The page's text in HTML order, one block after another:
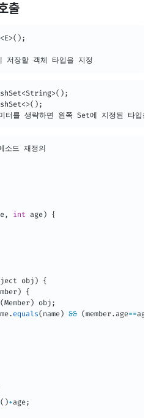
출
<E>( ) ;
<String>( ) ;
<>( ) ;
터를 생략하면 왼쪽 Set에 지정된 타입을
소드 재정의
, int age)
{
obj )
{
)
{
(Member) obj ;
. equals( name) && (member.age==age
( )+age;